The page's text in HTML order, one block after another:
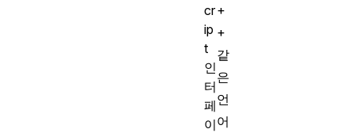
+
+
같
은
언
어
cr
ip
t
인
터
페
이